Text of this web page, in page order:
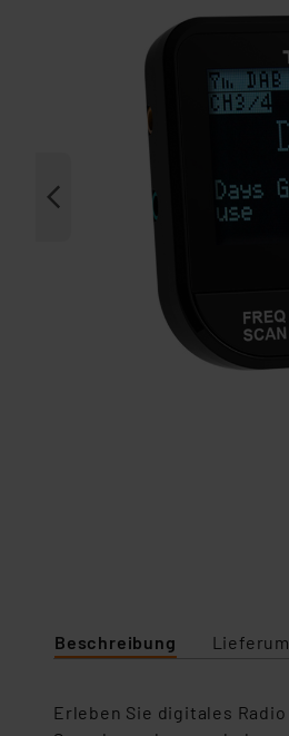
Beschreibung
Erleben Sie digitales